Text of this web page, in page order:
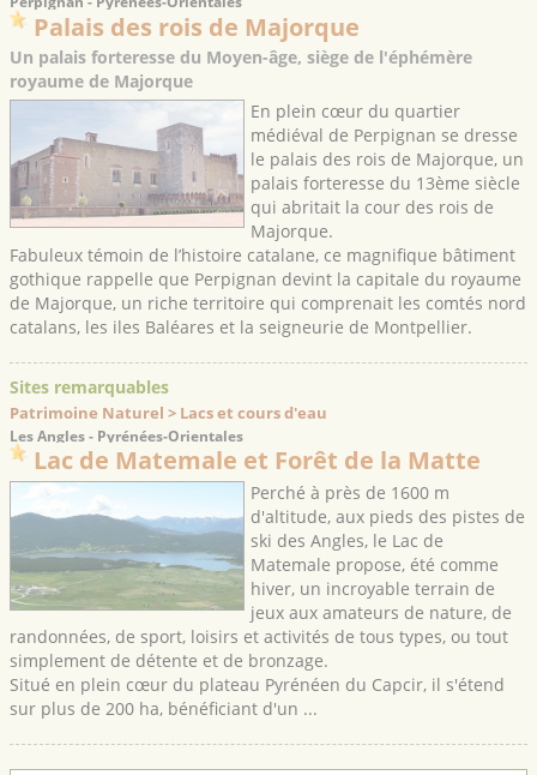
Palais des rois de Majorque
Un palais forteresse du Moyen-âge, siège de l'éphémère
royaume de Majorque
En plein cœur du quartier
médiéval de Perpignan se dresse
le palais des rois de Majorque, un
palais forteresse du 13ème siècle
qui abritait la cour des rois de
Majorque.
Fabuleux témoin de l’histoire catalane, ce magnifique bâtiment
gothique rappelle que Perpignan devint la capitale du royaume
de Majorque, un riche territoire qui comprenait les comtés nord
catalans, les iles Baléares et la seigneurie de Montpellier.
Sites remarquables
Patrimoine Naturel > Lacs et cours d'eau
Les Angles - Pyrénées-Orientales
Lac de Matemale et Forêt de la Matte
Perché à près de 1600 m
d'altitude, aux pieds des pistes de
ski des Angles, le Lac de
Matemale propose, été comme
hiver, un incroyable terrain de
jeux aux amateurs de nature, de
randonnées, de sport, loisirs et activités de tous types, ou tout
simplement de détente et de bronzage.
Situé en plein cœur du plateau Pyrénéen du Capcir, il s'étend
sur plus de 200 ha, bénéficiant d'un ...